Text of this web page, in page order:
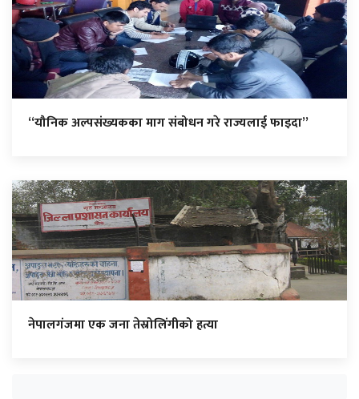
“यौनिक अल्पसंख्यकका माग संबोधन गरे राज्यलाई फाइदा”
नेपालगंजमा एक जना तेस्रोलिंगीको हत्या